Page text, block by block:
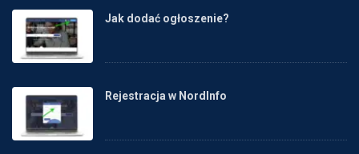
Jak dodać ogłoszenie?
Rejestracja w NordInfo